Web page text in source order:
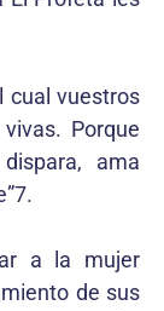
cual vuestros
Porque
ama
a la mujer
de sus